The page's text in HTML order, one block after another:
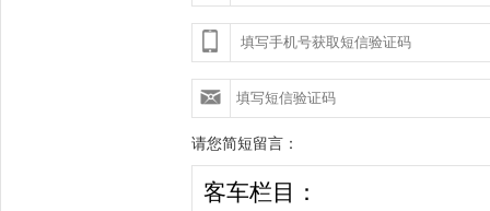
请您简短留言：